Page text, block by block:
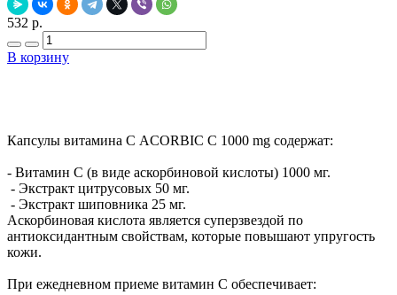
532 р.
В корзину
Капсулы витамина С ACORBIC C 1000 mg содержат:
- Витамин С (в виде аскорбиновой кислоты) 1000 мг.
- Экстракт цитрусовых 50 мг.
- Экстракт шиповника 25 мг.
Аскорбиновая кислота является суперзвездой по
антиоксидантным свойствам, которые повышают упругость
кожи.
При ежедневном приеме витамин С обеспечивает: